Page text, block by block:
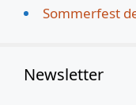
Sommerfest
Newsletter